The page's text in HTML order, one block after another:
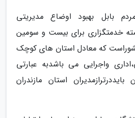
بابل بهبود اوضاع مدیریتی
خدمتگزاری برای بیست و سومین
که معادل استان های کوچک
واجرایی می باشدبه عبارتی
استان مازندران